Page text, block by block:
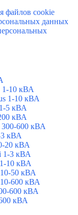
файлов cookie
данных
10 кВА
1-10 кВА
5 кВА
кВА
600 кВА
кВА
20 кВА
1-3 кВА
10 кВА
50 кВА
600 кВА
600 кВА
кВА